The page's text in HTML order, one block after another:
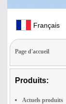
Français
Page d'accueil
Produits:
Actuels produits